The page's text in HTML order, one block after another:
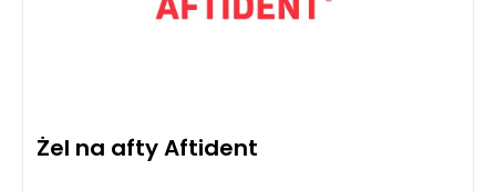
Żel na afty Aftident